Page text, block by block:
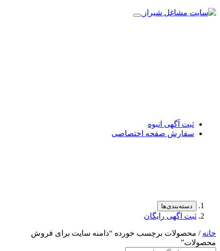
ثبت آگهی انبوه
سفارش صفحه اختصاصی
دسته‌بندی‌ها
ثبت اگهی رایگان
خانه / محصولات برچسب خورده “دامنه سایت برای فروش
محصولات”